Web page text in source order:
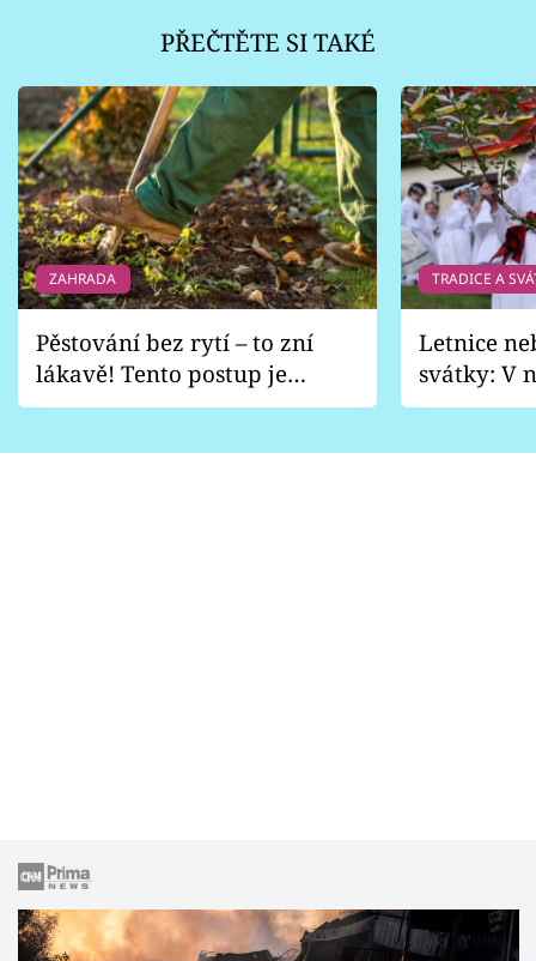
PŘEČTĚTE SI TAKÉ
ZAHRADA
Pěstování bez rytí – to zní
lákavě! Tento postup je
vhodný jen pro některé
TRADICE A
Letnice
svátky: V
pondělí